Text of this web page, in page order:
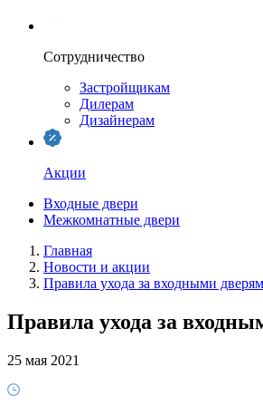
Сотрудничество
Застройщикам
Дилерам
Дизайнерам
Акции
Входные двери
Межкомнатные двери
Главная
Новости и акции
Правила ухода за входными
Правила ухода за
25 мая 2021